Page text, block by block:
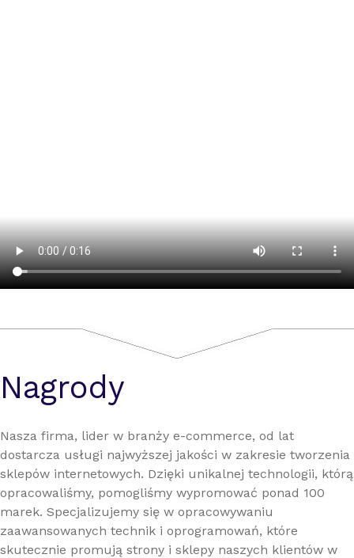
Nagrody
Nasza firma, lider w branży e-commerce, od lat
dostarcza usługi najwyższej jakości w zakresie tworzenia
sklepów internetowych. Dzięki unikalnej technologii, którą
opracowaliśmy, pomogliśmy wypromować ponad 100
marek. Specjalizujemy się w opracowywaniu
zaawansowanych technik i oprogramowań, które
skutecznie promują strony i sklepy naszych klientów w